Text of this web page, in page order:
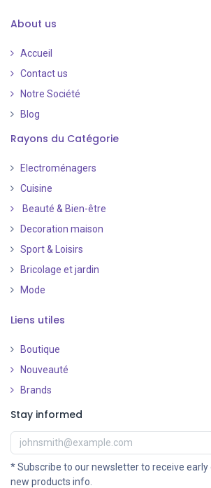
About us
Accueil
Contact us
Notre Société
Blog
Rayons du Catégorie
Electroménagers
Cuisine
Beauté & Bien-être
Decoration maison
Sport & Loisirs
Bricolage et jardin
Mode
Liens utiles
Boutique
Nouveauté
Brands
Stay informed
* Subscribe to our newsletter to receive
new products info.